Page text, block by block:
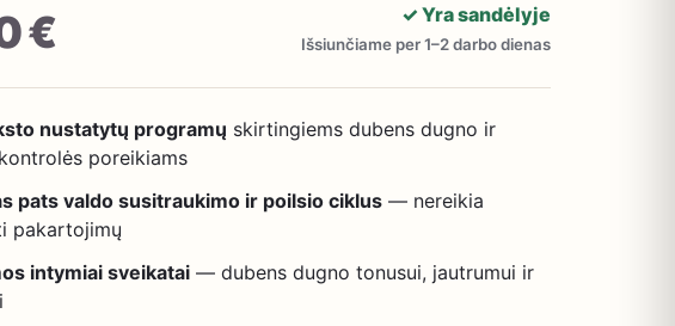
€ ✓ Yra sandėlyje
Išsiunčiame per 1–2 darbo dienas
nustatytų programų skirtingiems dubens dugno ir
poreikiams
pats valdo susitraukimo ir poilsio ciklus— nereikia
pakartojimų
intymiai sveikatai— dubens dugno tonusui, jautrumui ir